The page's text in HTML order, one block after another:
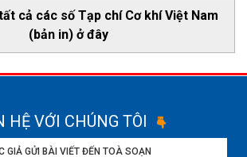
cả các số Tạp chí Cơ khí Việt Nam
(bản in) ở đây
HỆ VỚI CHÚNG TÔI
GIẢ GỬI BÀI VIẾT ĐẾN TOÀ SOẠN